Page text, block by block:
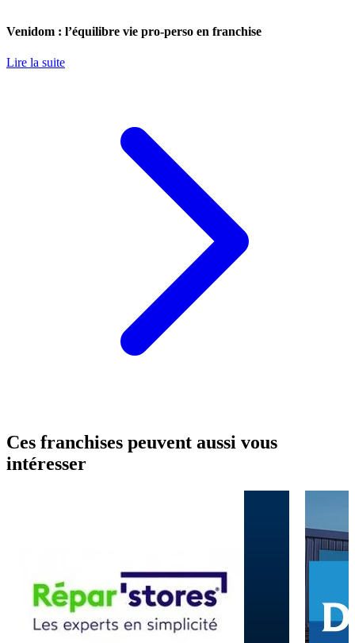
Venidom : l’équilibre vie pro-perso en franchise
Lire la suite
Ces franchises peuvent aussi vous
intéresser